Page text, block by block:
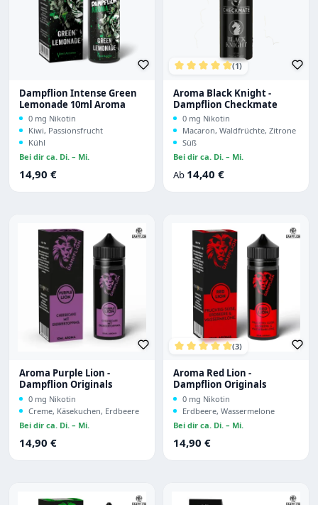
Dampflion Intense Green
Lemonade 10ml Aroma
0 mg Nikotin
Kiwi, Passionsfrucht
Kühl
Bei dir ca. Di. – Mi.
Regulärer Preis:
14,90 €
(1)
Aroma Black Knight -
Dampflion Checkmate
0 mg Nikotin
Macaron, Waldfrüchte, Zitrone
Süß
Bei dir ca. Di. – Mi.
Regulärer Preis:
Ab 14,40 €
Aroma Purple Lion -
Dampflion Originals
0 mg Nikotin
Creme, Käsekuchen, Erdbeere
Bei dir ca. Di. – Mi.
Regulärer Preis:
14,90 €
(3)
Aroma Red Lion -
Dampflion Originals
0 mg Nikotin
Erdbeere, Wassermelone
Bei dir ca. Di. – Mi.
Regulärer Preis:
14,90 €